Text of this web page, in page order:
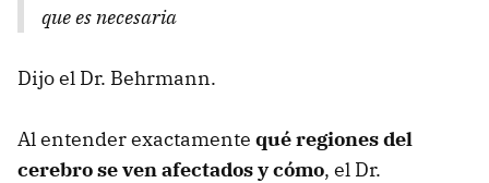
que es necesaria
Dijo el Dr. Behrmann.
Al entender exactamente qué regiones del
cerebro se ven afectados y cómo, el Dr.